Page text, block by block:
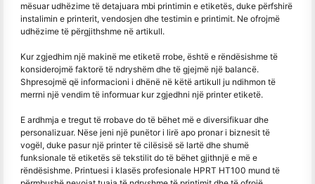
mësuar udhëzime të detajuara mbi printimin e etiketës, duke përfshirë
instalimin e printerit, vendosjen dhe testimin e printimit. Ne ofrojmë
udhëzime të përgjithshme në artikull.
Kur zgjedhim një makinë me etiketë rrobe, është e rëndësishme të
konsiderojmë faktorë të ndryshëm dhe të gjejmë një balancë.
Shpresojmë që informacioni i dhënë në këtë artikull ju ndihmon të
merrni një vendim të informuar kur zgjedhni një printer etiketë.
E ardhmja e tregut të rrobave do të bëhet më e diversifikuar dhe
personalizuar. Nëse jeni një punëtor i lirë apo pronar i biznesit të
vogël, duke pasur një printer të cilësisë së lartë dhe shumë
funksionale të etiketës së tekstilit do të bëhet gjithnjë e më e
rëndësishme. Printuesi i klasës profesionale HPRT HT100 mund të